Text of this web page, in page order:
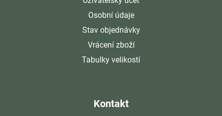
Osobní údaje
Stav objednávky
Vrácení zboží
Tabulky velikostí
Kontakt